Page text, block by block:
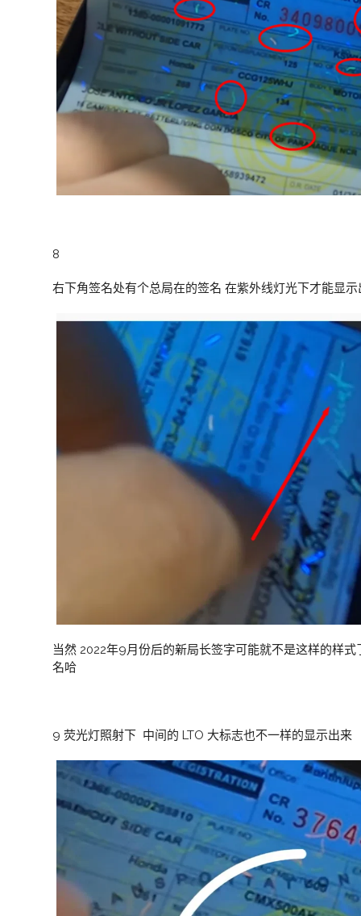
8
右下角签名处有个总局在的签名 在紫外线灯光下才能显
当然 2022年9月份后的新局长签字可能就不是这样的样
名哈
9 荧光灯照射下 中间的 LTO 大标志也不一样的显示出来